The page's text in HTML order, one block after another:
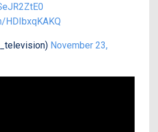
HDIbxqKAKQ
November 23,